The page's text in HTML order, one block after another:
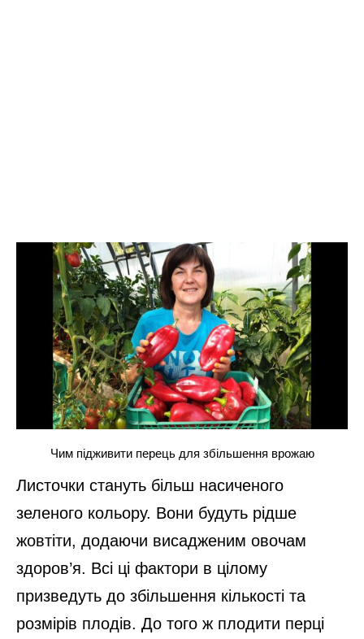
Чим підживити перець для збільшення врожаю
Листочки стануть більш насиченого
зеленого кольору. Вони будуть рідше
жовтіти, додаючи висадженим овочам
здоров’я. Всі ці фактори в цілому
призведуть до збільшення кількості та
розмірів плодів. До того ж плодити перці